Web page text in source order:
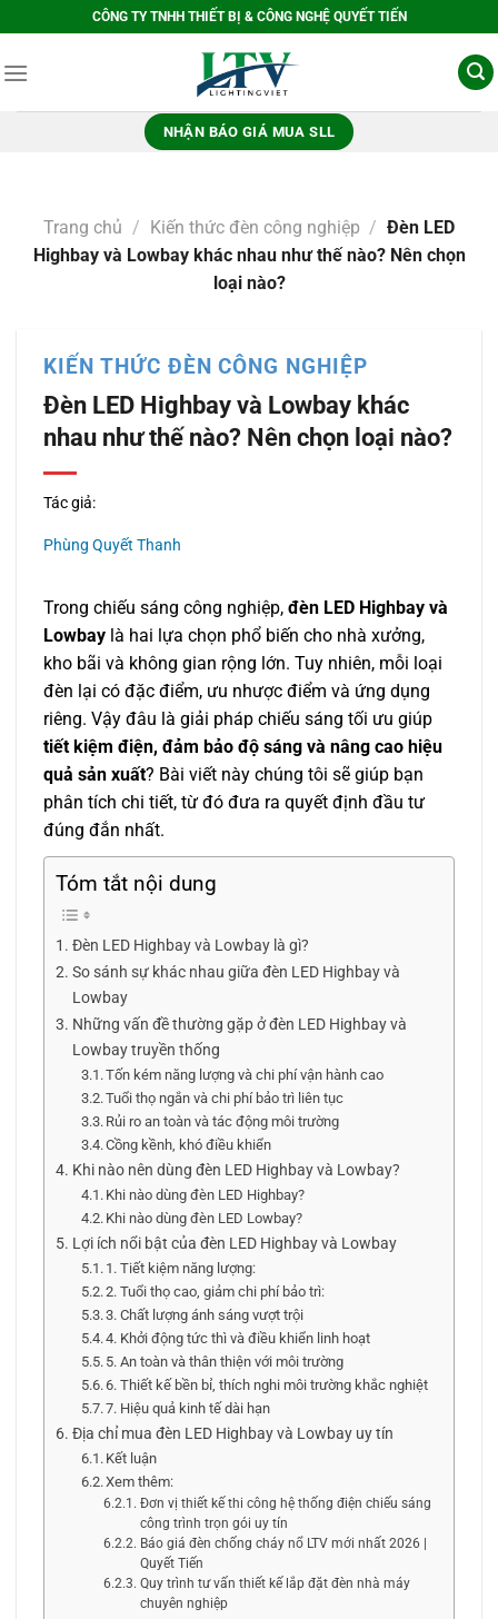
qua
nội
CÔNG TY TNHH THIẾT BỊ & CÔNG NGHỆ QUYẾT TIẾN
NHẬN BÁO GIÁ MUA SLL
Trang chủ / Kiến thức đèn công nghiệp / Đèn LED
Highbay và Lowbay khác nhau như thế nào? Nên chọn
loại nào?
KIẾN THỨC ĐÈN CÔNG NGHIỆP
Đèn LED Highbay và Lowbay khác
nhau như thế nào? Nên chọn loại nào?
Tác giả:
Phùng Quyết Thanh
Trong chiếu sáng công nghiệp, đèn LED Highbay và
Lowbay là hai lựa chọn phổ biến cho nhà xưởng,
kho bãi và không gian rộng lớn. Tuy nhiên, mỗi loại
đèn lại có đặc điểm, ưu nhược điểm và ứng dụng
riêng. Vậy đâu là giải pháp chiếu sáng tối ưu giúp
tiết kiệm điện, đảm bảo độ sáng và nâng cao hiệu
quả sản xuất? Bài viết này chúng tôi sẽ giúp bạn
phân tích chi tiết, từ đó đưa ra quyết định đầu tư
đúng đắn nhất.
Tóm tắt nội dung
Đèn LED Highbay và Lowbay là gì?
So sánh sự khác nhau giữa đèn LED Highbay và
Lowbay
Những vấn đề thường gặp ở đèn LED Highbay và
Lowbay truyền thống
Tốn kém năng lượng và chi phí vận hành cao
Tuổi thọ ngắn và chi phí bảo trì liên tục
Rủi ro an toàn và tác động môi trường
Cồng kềnh, khó điều khiển
Khi nào nên dùng đèn LED Highbay và Lowbay?
Khi nào dùng đèn LED Highbay?
Khi nào dùng đèn LED Lowbay?
Lợi ích nổi bật của đèn LED Highbay và Lowbay
1. Tiết kiệm năng lượng:
2. Tuổi thọ cao, giảm chi phí bảo trì:
3. Chất lượng ánh sáng vượt trội
4. Khởi động tức thì và điều khiển linh hoạt
5. An toàn và thân thiện với môi trường
6. Thiết kế bền bỉ, thích nghi môi trường khắc nghiệt
7. Hiệu quả kinh tế dài hạn
Địa chỉ mua đèn LED Highbay và Lowbay uy tín
Kết luận
Xem thêm:
Đơn vị thiết kế thi công hệ thống điện chiếu sáng
công trình trọn gói uy tín
Báo giá đèn chống cháy nổ LTV mới nhất 2026 |
Quyết Tiến
Quy trình tư vấn thiết kế lắp đặt đèn nhà máy
chuyên nghiệp